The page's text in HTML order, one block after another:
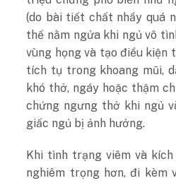
(do bài tiết chất nhầy quá
thế nằm ngửa khi ngủ vô
vùng họng và tạo điều kiện
tích tụ trong khoang mũi,
khó thở, ngáy hoặc thậm
chứng ngưng thở khi ngủ
giấc ngủ bị ảnh hưởng.
Khi tình trạng viêm và
nghiêm trọng hơn, đi kèm